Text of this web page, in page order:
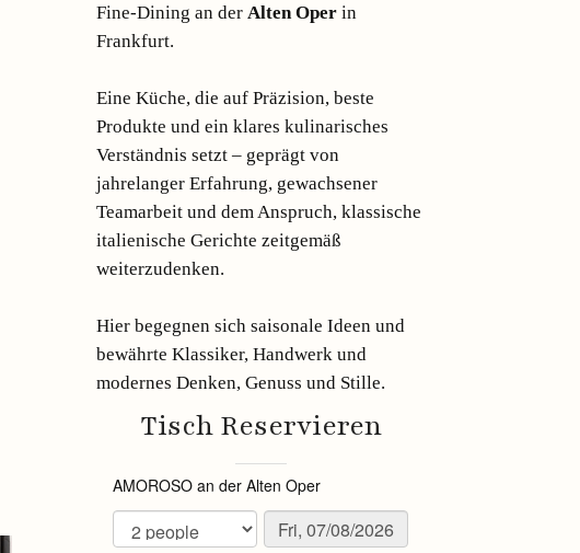
Fine-Dining an der Alten Oper in
Frankfurt.
Eine Küche, die auf Präzision, beste
Produkte und ein klares kulinarisches
Verständnis setzt – geprägt von
jahrelanger Erfahrung, gewachsener
Teamarbeit und dem Anspruch, klassische
italienische Gerichte zeitgemäß
weiterzudenken.
Hier begegnen sich saisonale Ideen und
bewährte Klassiker, Handwerk und
modernes Denken, Genuss und Stille.
Tisch Reservieren